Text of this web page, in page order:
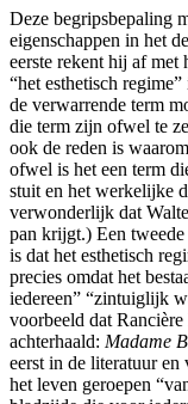
Deze begripsbepaling
eigenschappen in het
eerste rekent hij af met
“het esthetisch
de verwarrende term
die term zijn ofwel te
ook de reden is
ofwel is het een term
stuit en het werkelijke
verwonderlijk dat
pan krijgt.) Een
is dat het esthetisch
precies omdat het
iedereen” “zintuiglijk
voorbeeld dat
achterhaald: Madame
eerst in de literatuur
het leven geroepen